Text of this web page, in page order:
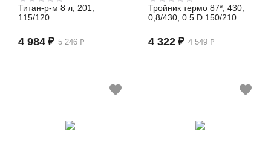
Титан-р-м 8 л, 201,
115/120
5 246 ₽
4 984 ₽
Тройник термо 87*, 430,
0,8/430, 0.5 D 150/210
4 549 ₽
4 322 ₽